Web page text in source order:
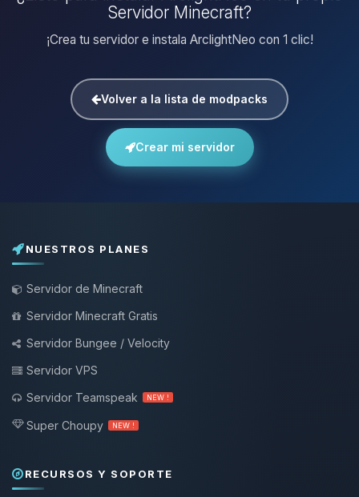
Servidor Minecraft?
¡Crea tu servidor e instala ArclightNeo con 1 clic!
Volver a la lista de modpacks
Crear mi servidor
NUESTROS PLANES
Servidor de Minecraft
Servidor Minecraft Gratis
Servidor Bungee / Velocity
Servidor VPS
Servidor Teamspeak
NEW !
Super Choupy NEW !
RECURSOS Y SOPORTE